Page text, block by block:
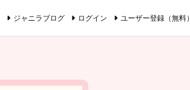
ジャニラブログ ログイン ユーザー登録（無料）